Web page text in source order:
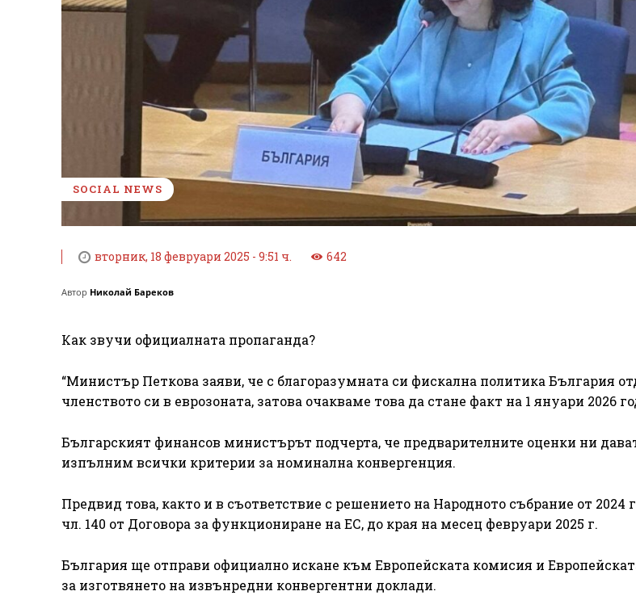
SOCIAL NEWS
вторник, 18 февруари 2025 - 9:51 ч. 642
Автор Николай Бареков
Как звучи официалната пропаганда?
“Министър Петкова заяви, че с благоразумната си фискална политика България
членството си в еврозоната, затова очакваме това да стане факт на 1 януари 2026
Българският финансов министърът подчерта, че предварителните оценки ни
изпълним всички критерии за номинална конвергенция.
Предвид това, както и в съответствие с решението на Народното събрание от 2024
чл. 140 от Договора за функциониране на ЕС, до края на месец февруари 2025 г.
България ще отправи официално искане към Европейската комисия и
за изготвянето на извънредни конвергентни доклади.